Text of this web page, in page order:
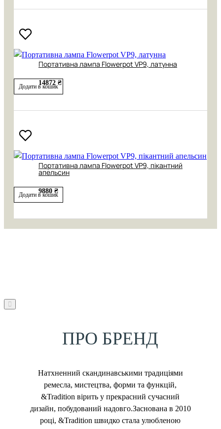
Портативна лампа Flowerpot VP9, латунна
14872 ₴
Додати в кошик
Портативна лампа Flowerpot VP9, пікантний
апельсин
9880 ₴
Додати в кошик
ПРО БРЕНД
Натхненний скандинавськими традиціями
ремесла, мистецтва, форми та функцій,
&Tradition вірить у прекрасний сучасний
дизайн, побудований надовго.Заснована в 2010
році, &Tradition швидко стала улюбленою